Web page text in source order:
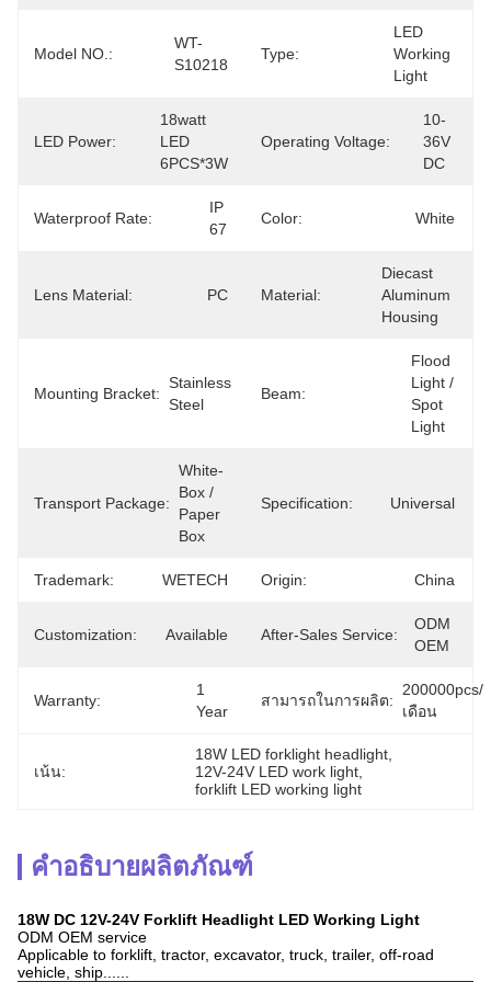
Model NO.:
WT-
S10218
Type:
LED
Working
Light
LED Power:
18watt
LED
6PCS*3W
Operating Voltage:
10-
36V
DC
Waterproof Rate:
IP
67
Color: White
Lens Material: PC Material:
Diecast
Aluminum
Housing
Mounting Bracket:
Stainless
Steel
Beam:
Flood
Light /
Spot
Light
Transport Package:
White-
Box /
Paper
Box
Specification: Universal
Trademark: WETECH Origin: China
Customization: Available After-Sales Service:
ODM
OEM
Warranty:
1
Year
สามารถในการผลิต:
200000pcs/
เดือน
เน้น:
18W LED forklight headlight
12V-24V LED work light
forklift LED working light
คำอธิบายผลิตภัณฑ์
18W DC 12V-24V Forklift Headlight LED Working Light
ODM OEM service
Applicable to forklift, tractor, excavator, truck, trailer, off-road
vehicle, ship......